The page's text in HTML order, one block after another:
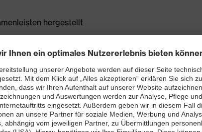
hergestellt
mit besten Dämpfungseigenschaften im Vorfuß und
(Rebound) über die gesamte Zwischensohle und
Ableitwiderstand kleiner 100 Megaohm
– kompakt, anatomisch geformt, mit